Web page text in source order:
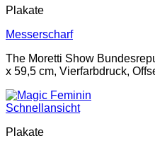
Plakate
Messerscharf
The Moretti Show
x 59,5 cm, Vierfarbdruck,
Schnellansicht
Plakate